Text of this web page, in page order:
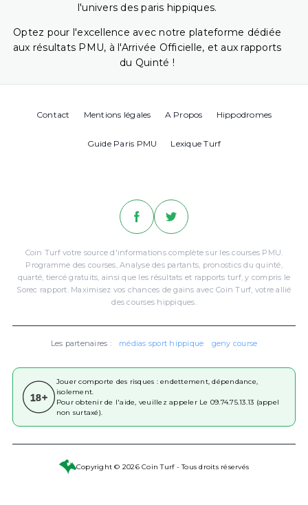
l'univers des paris hippiques.
Optez pour l'excellence avec notre plateforme dédiée
aux résultats PMU, à l'Arrivée Officielle, et aux rapports
du Quinté !
Contact Mentions légales A Propos Hippodromes
Guide Paris PMU Lexique Turf
Coin Turf votre source d'informations complète sur les courses PMU.
Programme des courses, Analyse des partants, pronostics du quinté,
quarté, tiercé gratuits, ainsi que les résultats et rapports turf, y compris le
Sorec rapport. Maximisez vos chances de gains avec Coin Turf, votre allié
des courses hippiques.
Les partenaires : médias sport hippique geny course
18+
Jouer comporte des risques : endettement, dépendance,
isolement.
Pour obtenir de l'aide, veuillez appeler Le 09.74.75.13.13 (appel
non surtaxé).
Copyright © 2026 Coin Turf - Tous droits réservés